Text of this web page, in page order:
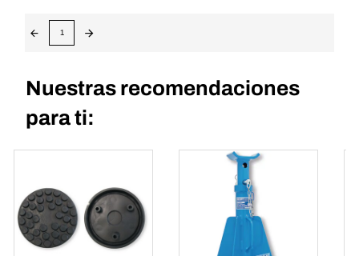
1
Nuestras recomendaciones
para ti: